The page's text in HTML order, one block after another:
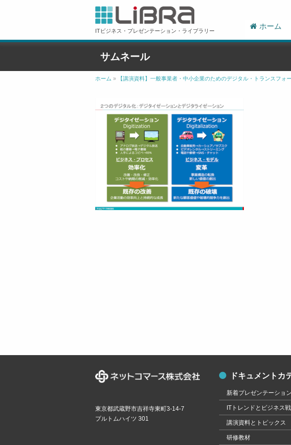
ITビジネス・プレゼンテーション・ライブラリー
ホーム
サムネール
ホーム » 【講演資料】一般事業者・中小企業のためのデジタル・トランスフォ
東京都武蔵野市吉祥寺東町3-14-7
プルトムハイツ 301
ドキュメントカ
新着プレゼンテーション
ITトレンドとビジネス
講演資料とトピックス
研修教材